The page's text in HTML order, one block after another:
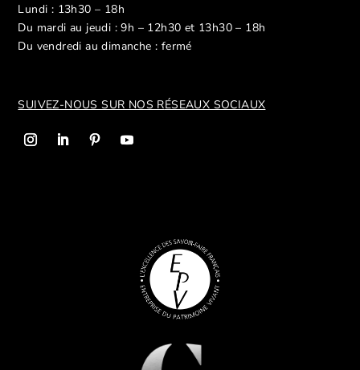
Lundi : 13h30 – 18h
Du mardi au jeudi : 9h – 12h30 et 13h30 – 18h
Du vendredi au dimanche : fermé
SUIVEZ-NOUS SUR NOS RÉSEAUX SOCIAUX